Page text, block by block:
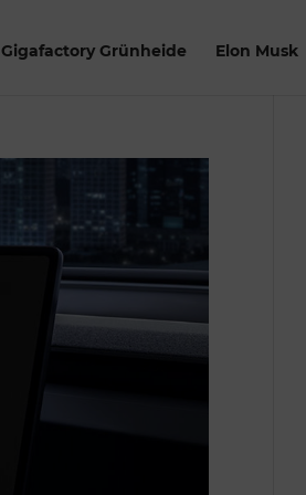
Gigafactory Grünheide Elon Musk